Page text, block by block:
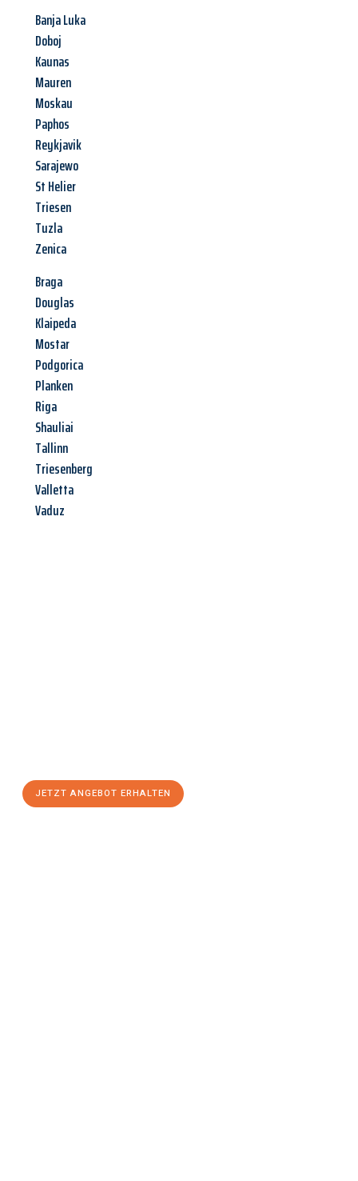
Banja Luka
Doboj
Kaunas
Mauren
Moskau
Paphos
Reykjavik
Sarajewo
St Helier
Triesen
Tuzla
Zenica
Braga
Douglas
Klaipeda
Mostar
Podgorica
Planken
Riga
Shauliai
Tallinn
Triesenberg
Valletta
Vaduz
JETZT ANGEBOT ERHALTEN